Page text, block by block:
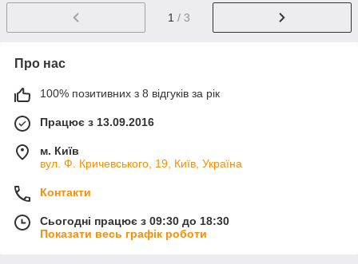
1 / 3
Про нас
100% позитивних з 8 відгуків за рік
Працює з 13.09.2016
м. Київ
вул. Ф. Кричевського, 19, Київ, Україна
Контакти
Сьогодні працює з 09:30 до 18:30
Показати весь графік роботи